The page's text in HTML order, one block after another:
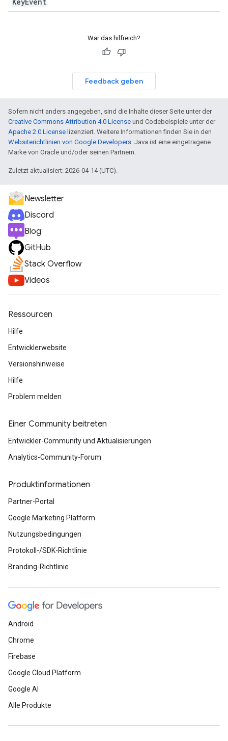
War das hilfreich?
Feedback geben
Sofern nicht anders angegeben, sind die Inhalte dieser Seite unter der
Creative Commons Attribution 4.0 License und Codebeispiele unter der
Apache 2.0 License lizenziert. Weitere Informationen finden Sie in den
Websiterichtlinien von Google Developers. Java ist eine eingetragene
Marke von Oracle und/oder seinen Partnern.
Zuletzt aktualisiert: 2026-04-14 (UTC).
Newsletter
Discord
Blog
GitHub
Stack Overflow
Videos
Ressourcen
Hilfe
Entwicklerwebsite
Versionshinweise
Hilfe
Problem melden
Einer Community beitreten
Entwickler-Community und Aktualisierungen
Analytics-Community-Forum
Produktinformationen
Partner-Portal
Google Marketing Platform
Nutzungsbedingungen
Protokoll-/SDK-Richtlinie
Branding-Richtlinie
Android
Chrome
Firebase
Google Cloud Platform
Google AI
Alle Produkte